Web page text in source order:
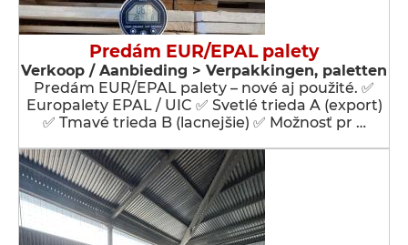
Predám EUR/EPAL palety
Verkoop / Aanbieding > Verpakkingen, paletten
Predám EUR/EPAL palety – nové aj použité. ✅
Europalety EPAL / UIC ✅ Svetlé trieda A (export)
✅ Tmavé trieda B (lacnejšie) ✅ Možnosť pr …